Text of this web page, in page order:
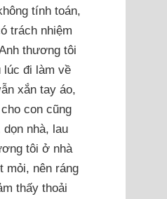
tính toán,
trách nhiệm
thương tôi
lúc đi làm về
xắn tay áo,
con cũng
nhà, lau
tôi ở nhà
mỏi, nên ráng
thấy thoải